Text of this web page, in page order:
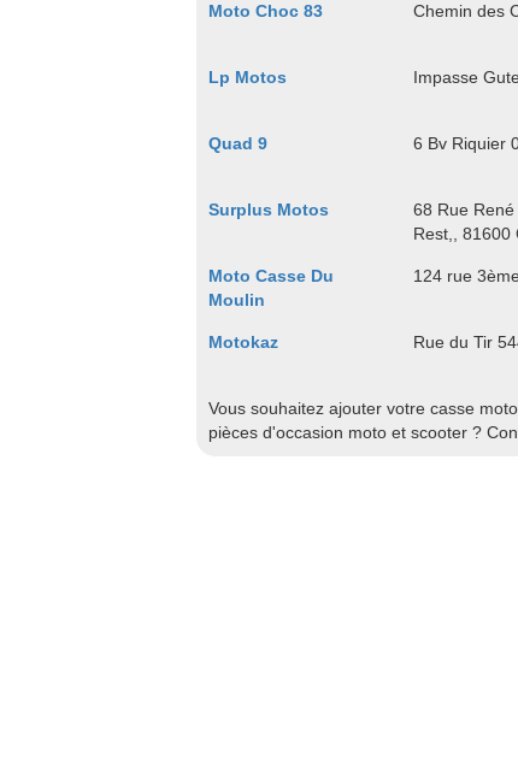
Moto Choc 83
Chemin des
Lp Motos
Impasse
Quad 9
6 Bv Riquier
Surplus Motos
68 Rue
Rest,, 81600
Moto Casse Du
Moulin
124 rue
Motokaz
Rue du Tir
Vous souhaitez ajouter votre casse
pièces d'occasion moto et scooter ?